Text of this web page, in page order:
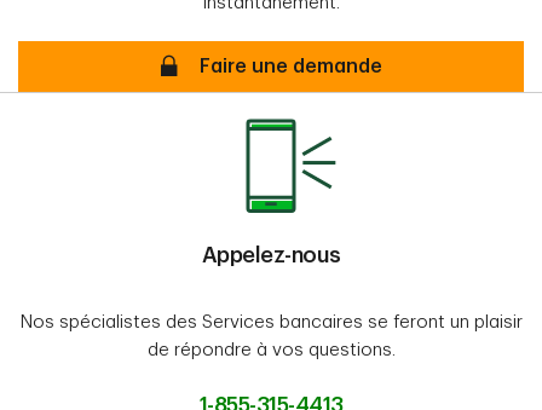
Demande en ligne Sécurisé
Faire une demande
Appelez-nous
Nos spécialistes des Services bancaires se feront un plaisir
de répondre à vos questions.
1-855-315-4413